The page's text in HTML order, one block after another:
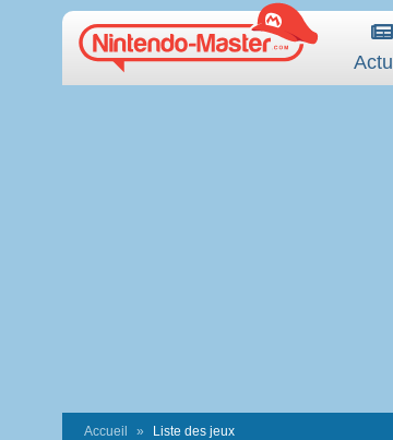
Actu
Accueil Liste des jeux